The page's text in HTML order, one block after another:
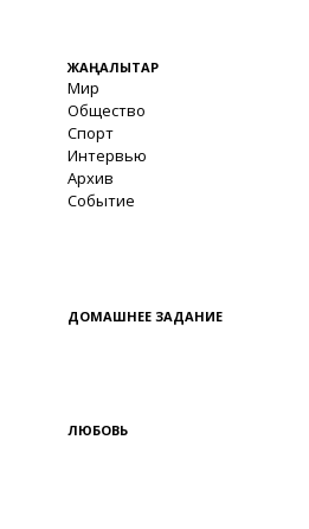
ЖАҢАЛЫҚТАР
Мир
Общество
Спорт
Интервью
Архив
Событие
ДОМАШНЕЕ ЗАДАНИЕ
ЛЮБОВЬ